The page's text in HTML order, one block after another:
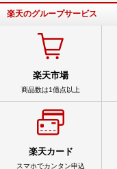
楽天のグループサービス
楽天市場
商品数は1億点以上
楽天カード
スマホでカンタン申込